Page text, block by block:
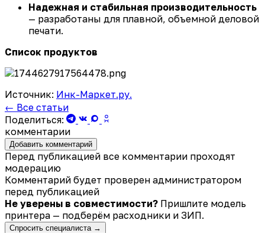
Надежная и стабильная производительность
— разработаны для плавной, объемной деловой
печати.
Список продуктов
Источник: Инк-Маркет.ру.
← Все статьи
Поделиться:
комментарии
Добавить комментарий
Перед публикацией все комментарии проходят
модерацию
Комментарий будет проверен администратором
перед публикацией
Не уверены в совместимости? Пришлите модель
принтера — подберём расходники и ЗИП.
Спросить специалиста →